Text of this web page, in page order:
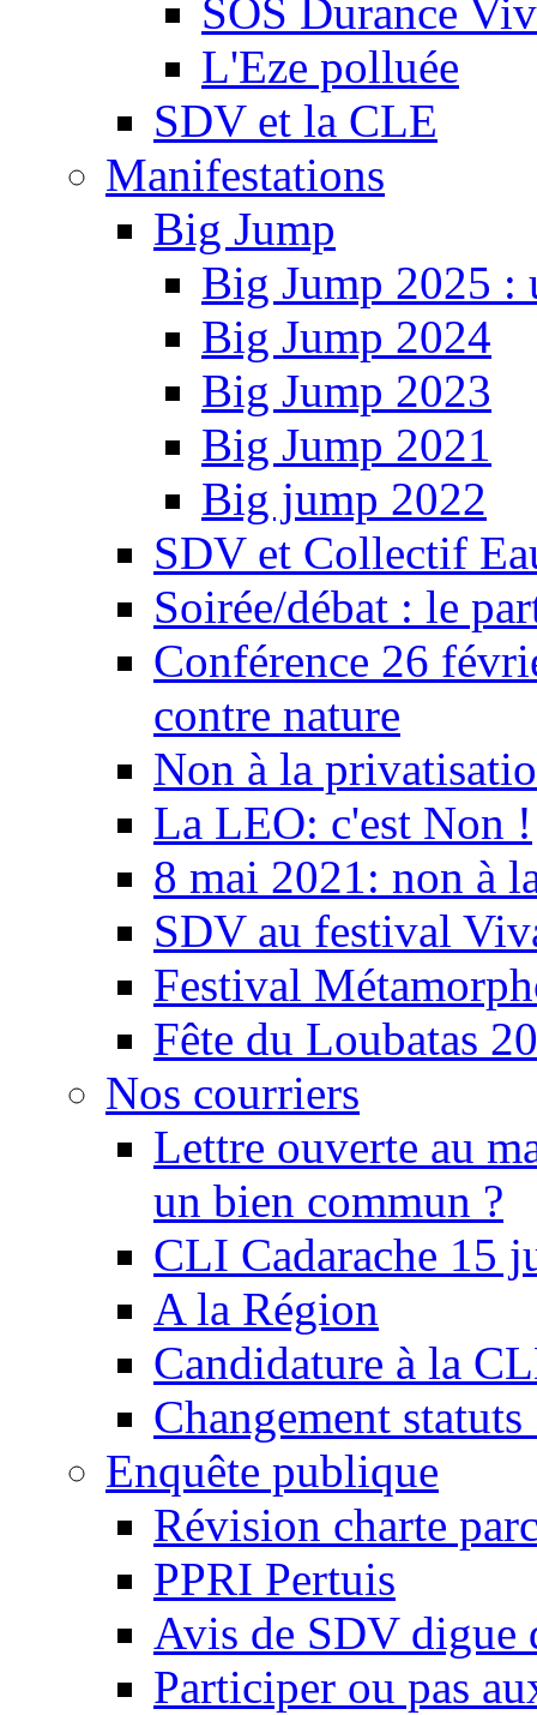
SOS Durance
L'Eze polluée
SDV et la CLE
Manifestations
Big Jump
Big Jump 2025 :
Big Jump 2024
Big Jump 2023
Big Jump 2021
Big jump 2022
SDV et Collectif
Soirée/débat : le
Conférence 26
contre nature
Non à la
La LEO: c'est Non !
8 mai 2021: non à
SDV au festival
Festival
Fête du Loubatas
Nos courriers
Lettre ouverte au
un bien commun ?
CLI Cadarache 15
A la Région
Candidature à la
Changement
Enquête publique
Révision charte
PPRI Pertuis
Avis de SDV digue
Participer ou pas